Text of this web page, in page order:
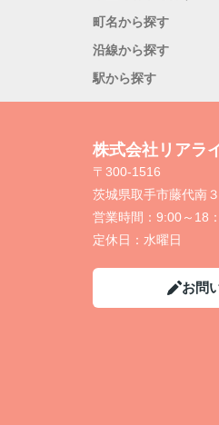
町名から探す
沿線から探す
駅から探す
株式会社リアラ
〒300-1516
茨城県取手市藤代南
営業時間： 9:00～18
定休日： 水曜日
お問